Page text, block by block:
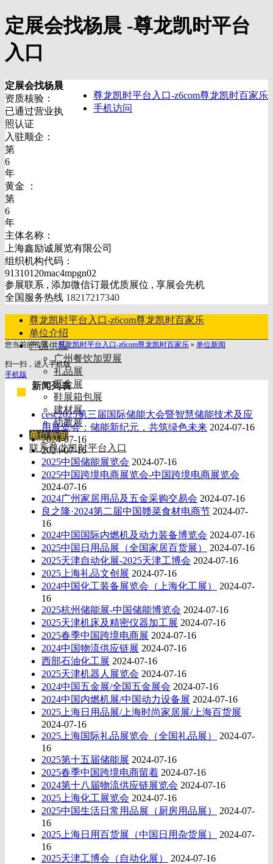
定展会找杨晨 -尊龙凯时平台
入口
尊龙凯时平台入口-z6com尊龙凯时百家乐
手机访问
定展会找杨晨
资质核验：
已通过营业执
照认证
入驻顺企：
第
6
年
黄金 ：
第
6
年
主体名称：
上海鑫励诚展览有限公司
组织机构代码：
91310120mac4mpgn02
参展联系 , 添加微信订最优质展位 , 享展会先机
全国服务热线 18217217340
尊龙凯时平台入口-z6com尊龙凯时百家乐
单位介绍
产品供应
广州餐饮加盟展
礼品展
五金展
鞋展箱包展
建材展
幼教展
单位新闻
联系尊龙凯时平台入口
您当前的位置：尊龙凯时平台入口-z6com尊龙凯时百家乐 » 单位新闻
扫一扫，进入手机版
手机版
新闻列表
cesc2025第三届国际储能大会暨智慧储能技术及应
用展览会：储能新纪元，共筑绿色未来 2024-07-16
2024-07-16
2024-07-16
2025中国储能展览会 2024-07-16
2025中国跨境电商展览会-中国跨境电商展览会
2024-07-16
2024广州家居用品及五金采购交易会 2024-07-16
良之隆·2024第二届中国赣菜食材电商节 2024-07-
16
2024中国国际内燃机及动力装备博览会 2024-07-16
2025中国日用品展（全国家居百货展）
2024-07-16
2025天津自动化展-2025天津工博会 2024-07-16
2025上海礼品文创展 2024-07-16
2024中国化工装备展览会（上海化工展）
2024-07-
16
2025杭州储能展-中国储能博览会 2024-07-16
2025天津机床及精密仪器加工展 2024-07-16
2025春季中国跨境电商展 2024-07-16
2024中国物流供应链展 2024-07-16
西部石油化工展 2024-07-16
2025天津机器人展览会 2024-07-16
2024中国五金展/全国五金展会 2024-07-16
2024中国内燃机展/中国动力设备展 2024-07-16
2025上海日用品展/上海时尚家居展/上海百货展
2024-07-16
2025上海国际礼品展览会（全国礼品展）
2024-07-
16
2025第十五届储能展 2024-07-16
2025春季中国跨境电商留着 2024-07-16
2024第十八届物流供应链展览会 2024-07-16
2025上海化工展览会 2024-07-16
2025中国生活日常用品展（厨房用品展）
2024-07-
16
2025上海日用百货展（中国日用杂货展）
2024-07-
16
2025天津工博会（自动化展）
2024-07-16